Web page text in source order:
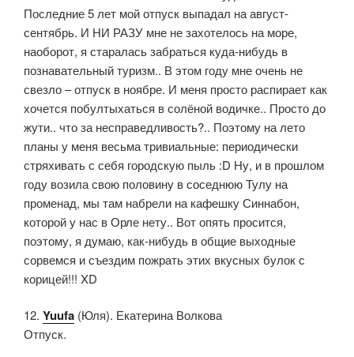
Последние 5 лет мой отпуск выпадал на август-
сентябрь. И НИ РАЗУ мне не захотелось на море,
наоборот, я старалась забраться куда-нибудь в
познавательный туризм.. В этом году мне очень не
свезло – отпуск в ноябре. И меня просто распирает как
хочется побултыхаться в солёной водичке.. Просто до
жути.. что за несправедливость?.. Поэтому на лето
планы у меня весьма тривиальные: периодически
стряхивать с себя городскую пыль :D Ну, и в прошлом
году возила свою половину в соседнюю Тулу на
променад, мы там набрели на кафешку Синнабон,
которой у нас в Орле нету.. Вот опять просится,
поэтому, я думаю, как-нибудь в общие выходные
сорвемся и съездим пожрать этих вкусных булок с
корицей!!! XD
12. Yuufa (Юля). Екатерина Волкова
Отпуск.